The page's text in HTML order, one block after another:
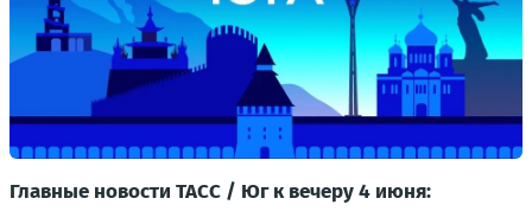
Главные новости ТАСС / Юг к вечеру 4 июня: